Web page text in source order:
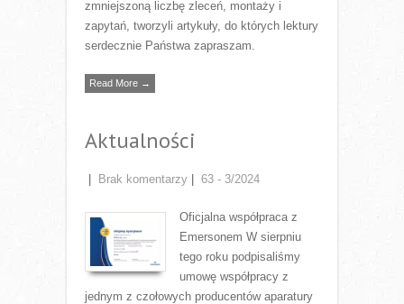
zmniejszoną liczbę zleceń, montaży i
zapytań, tworzyli artykuły, do których lektury
serdecznie Państwa zapraszam.
Read More →
Aktualności
Brak komentarzy 63 - 3/2024
Oficjalna współpraca z
Emersonem W sierpniu
tego roku podpisaliśmy
umowę współpracy z
jednym z czołowych producentów aparatury